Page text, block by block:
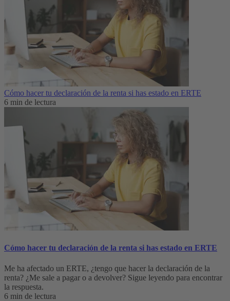
Cómo hacer tu declaración de la renta si has estado en ERTE
6 min de lectura
Cómo hacer tu declaración de la renta si has estado en ERTE
Me ha afectado un ERTE, ¿tengo que hacer la declaración de la
renta? ¿Me sale a pagar o a devolver? Sigue leyendo para encontrar
la respuesta.
6 min de lectura